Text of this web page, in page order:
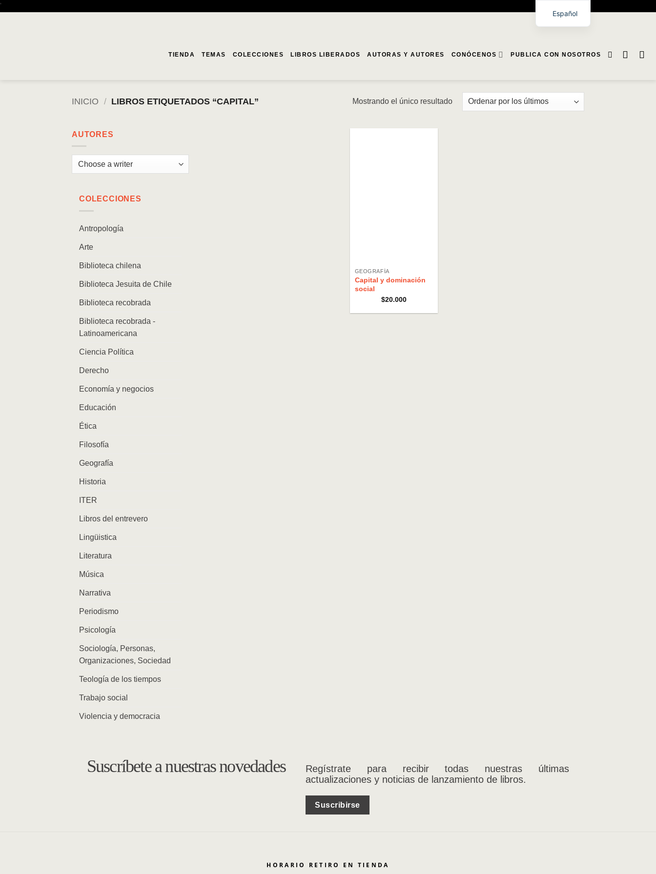
'
TIENDA TEMAS COLECCIONES LIBROS LIBERADOS AUTORAS Y AUTORES CONÓCENOS PUBLICA CON NOSOTROS
INICIO / LIBROS ETIQUETADOS “CAPITAL” Mostrando el único resultado
AUTORES
COLECCIONES
Antropología
Arte
Biblioteca chilena
Biblioteca Jesuita de Chile
Biblioteca recobrada
Biblioteca recobrada -
Latinoamericana
Ciencia Política
Derecho
Economía y negocios
Educación
Ética
Filosofía
Geografía
Historia
ITER
Libros del entrevero
Lingüistica
Literatura
Música
Narrativa
Periodismo
Psicología
Sociología, Personas,
Organizaciones, Sociedad
Teología de los tiempos
Trabajo social
Violencia y democracia
GEOGRAFÍA
Capital y dominación
social
$20.000
Suscríbete a nuestras novedades
Regístrate para recibir todas nuestras últimas
actualizaciones y noticias de lanzamiento de libros.
Suscribirse
HORARIO RETIRO EN TIENDA
Español